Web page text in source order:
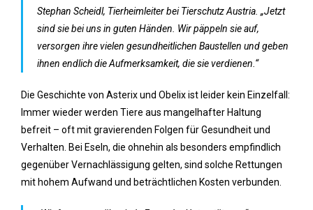
Stephan Scheidl, Tierheimleiter bei Tierschutz Austria. „Jetzt
sind sie bei uns in guten Händen. Wir päppeln sie auf,
versorgen ihre vielen gesundheitlichen Baustellen und geben
ihnen endlich die Aufmerksamkeit, die sie verdienen.“
Die Geschichte von Asterix und Obelix ist leider kein Einzelfall:
Immer wieder werden Tiere aus mangelhafter Haltung
befreit – oft mit gravierenden Folgen für Gesundheit und
Verhalten. Bei Eseln, die ohnehin als besonders empfindlich
gegenüber Vernachlässigung gelten, sind solche Rettungen
mit hohem Aufwand und beträchtlichen Kosten verbunden.